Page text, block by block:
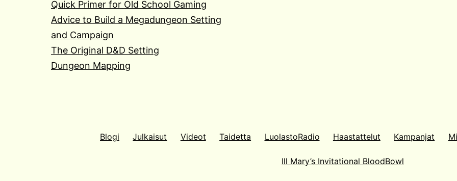
Quick Primer for Old School Gaming
Advice to Build a Megadungeon Setting
and Campaign
The Original D&D Setting
Dungeon Mapping
Blogi Julkaisut Videot Taidetta LuolastoRadio Haastattelut Kampanjat
Ill Mary’s Invitational BloodBowl